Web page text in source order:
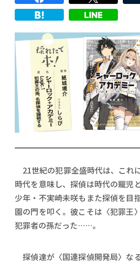
21世紀の犯罪全盛時代は、これ
時代を意味し、探偵は時代の寵児
少年・不実崎未咲もまた探偵を目
園の門を叩く。彼こそは〈犯罪王
犯罪者の孫だった……。
探偵達が〈国連探偵開発局〉な